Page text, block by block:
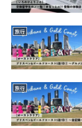
旅行
旅行